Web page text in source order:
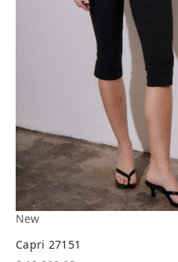
New
Capri 27151